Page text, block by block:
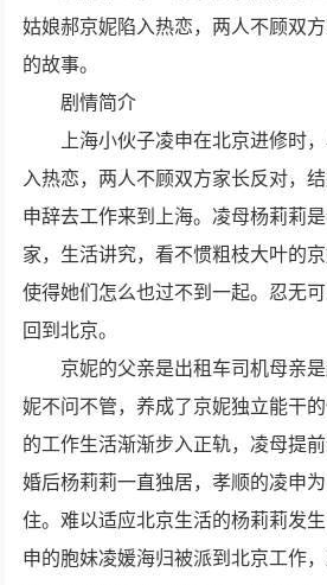
姑娘郝京妮陷入热恋，两人不顾双
的故事。
剧情简介
上海小伙子凌申在北京进修时
入热恋，两人不顾双方家长反对，
申辞去工作来到上海。凌母杨莉莉
家，生活讲究，看不惯粗枝大叶的京
使得她们怎么也过不到一起。忍无
回到北京。
京妮的父亲是出租车司机母亲
妮不问不管，养成了京妮独立能干
的工作生活渐渐步入正轨，凌母提
婚后杨莉莉一直独居，孝顺的凌申
住。难以适应北京生活的杨莉莉发
申的胞妹凌媛海归被派到北京工作，